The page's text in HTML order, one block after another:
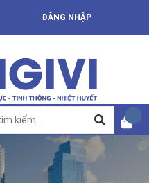
ĐĂNG NHẬP